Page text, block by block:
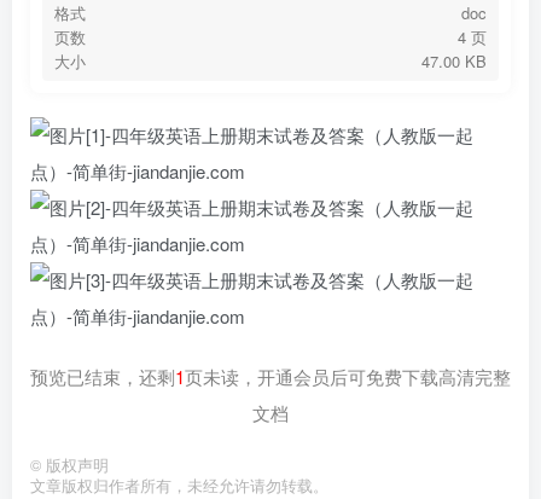
格式
doc
页数
4 页
大小
47.00 KB
预览已结束，还剩1页未读，开通会员后可免费下载高清完整
文档
© 版权声明
文章版权归作者所有，未经允许请勿转载。